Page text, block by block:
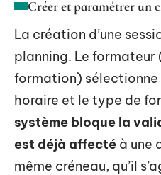
Créer et paramétrer un
La création d’une
planning. Le formateur
formation) sélectionne
horaire et le type de
système bloque la
est déjà affecté à une
même créneau, qu’il